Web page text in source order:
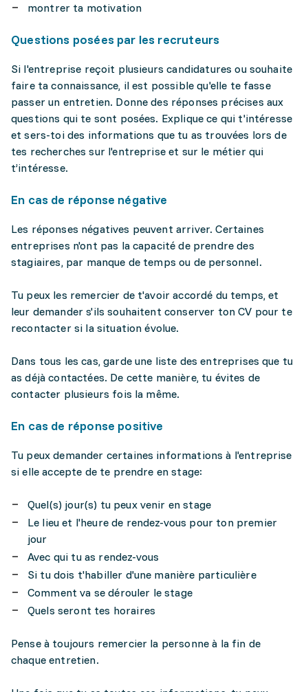
montrer ta motivation
Questions posées par les recruteurs
Si l'entreprise reçoit plusieurs candidatures ou souhaite
faire ta connaissance, il est possible qu'elle te fasse
passer un entretien. Donne des réponses précises aux
questions qui te sont posées. Explique ce qui t'intéresse
et sers-toi des informations que tu as trouvées lors de
tes recherches sur l'entreprise et sur le métier qui
t’intéresse.
En cas de réponse négative
Les réponses négatives peuvent arriver. Certaines
entreprises n'ont pas la capacité de prendre des
stagiaires, par manque de temps ou de personnel.
Tu peux les remercier de t'avoir accordé du temps, et
leur demander s'ils souhaitent conserver ton CV pour te
recontacter si la situation évolue.
Dans tous les cas, garde une liste des entreprises que tu
as déjà contactées. De cette manière, tu évites de
contacter plusieurs fois la même.
En cas de réponse positive
Tu peux demander certaines informations à l'entreprise
si elle accepte de te prendre en stage:
Quel(s) jour(s) tu peux venir en stage
Le lieu et l'heure de rendez-vous pour ton premier
jour
Avec qui tu as rendez-vous
Si tu dois t'habiller d'une manière particulière
Comment va se dérouler le stage
Quels seront tes horaires
Pense à toujours remercier la personne à la fin de
chaque entretien.